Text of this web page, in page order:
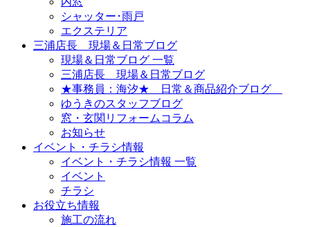
シャッター･雨戸
エクステリア
三浦店長 現場＆日常ブログ
現場＆日常ブログ 一覧
三浦店長 現場＆日常ブログ
★事務員：海汐★ 日常＆商品紹介ブログ
ゆうきのスタッフブログ
窓・玄関リフォームコラム
お知らせ
イベント・チラシ情報
イベント・チラシ情報 一覧
イベント
チラシ
お役立ち情報
施工の流れ